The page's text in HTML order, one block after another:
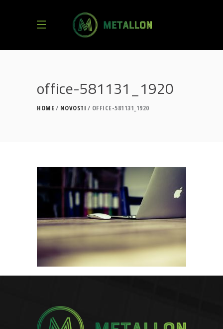
office-581131_1920
HOME NOVOSTI OFFICE-581131_1920